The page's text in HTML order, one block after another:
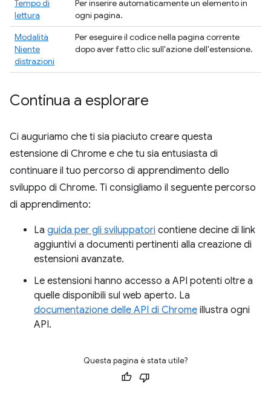
Tempo di
lettura
Per inserire automaticamente un elemento in
ogni pagina.
Modalità
Niente
distrazioni
Per eseguire il codice nella pagina corrente
dopo aver fatto clic sull'azione dell'estensione.
Continua a esplorare
Ci auguriamo che ti sia piaciuto creare questa
estensione di Chrome e che tu sia entusiasta di
continuare il tuo percorso di apprendimento dello
sviluppo di Chrome. Ti consigliamo il seguente percorso
di apprendimento:
La guida per gli sviluppatori contiene decine di link
aggiuntivi a documenti pertinenti alla creazione di
estensioni avanzate.
Le estensioni hanno accesso a API potenti oltre a
quelle disponibili sul web aperto. La
documentazione delle API di Chrome illustra ogni
API.
Questa pagina è stata utile?